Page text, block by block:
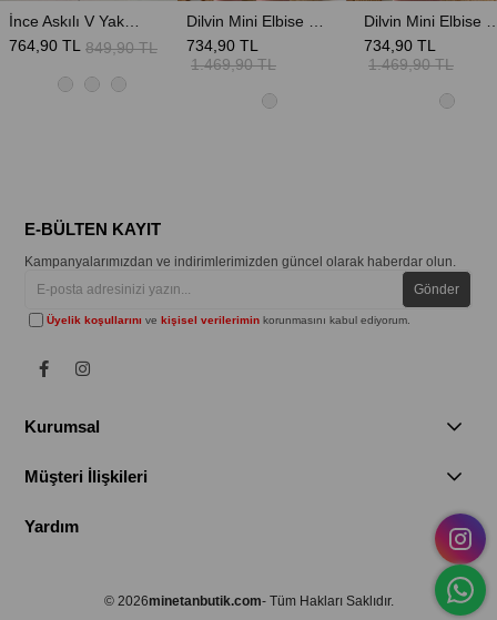
764,90 TL 849,90 TL
734,90 TL
1.469,90 TL
734,90 TL
1.469,90 TL
E-BÜLTEN KAYIT
Kampanyalarımızdan ve indirimlerimizden güncel olarak haberdar olun.
Gönder
Üyelik koşullarını vekişisel verilerimin korunmasını kabul ediyorum.
Kurumsal
Müşteri İlişkileri
Yardım
© 2026minetanbutik.com- Tüm Hakları Saklıdır.